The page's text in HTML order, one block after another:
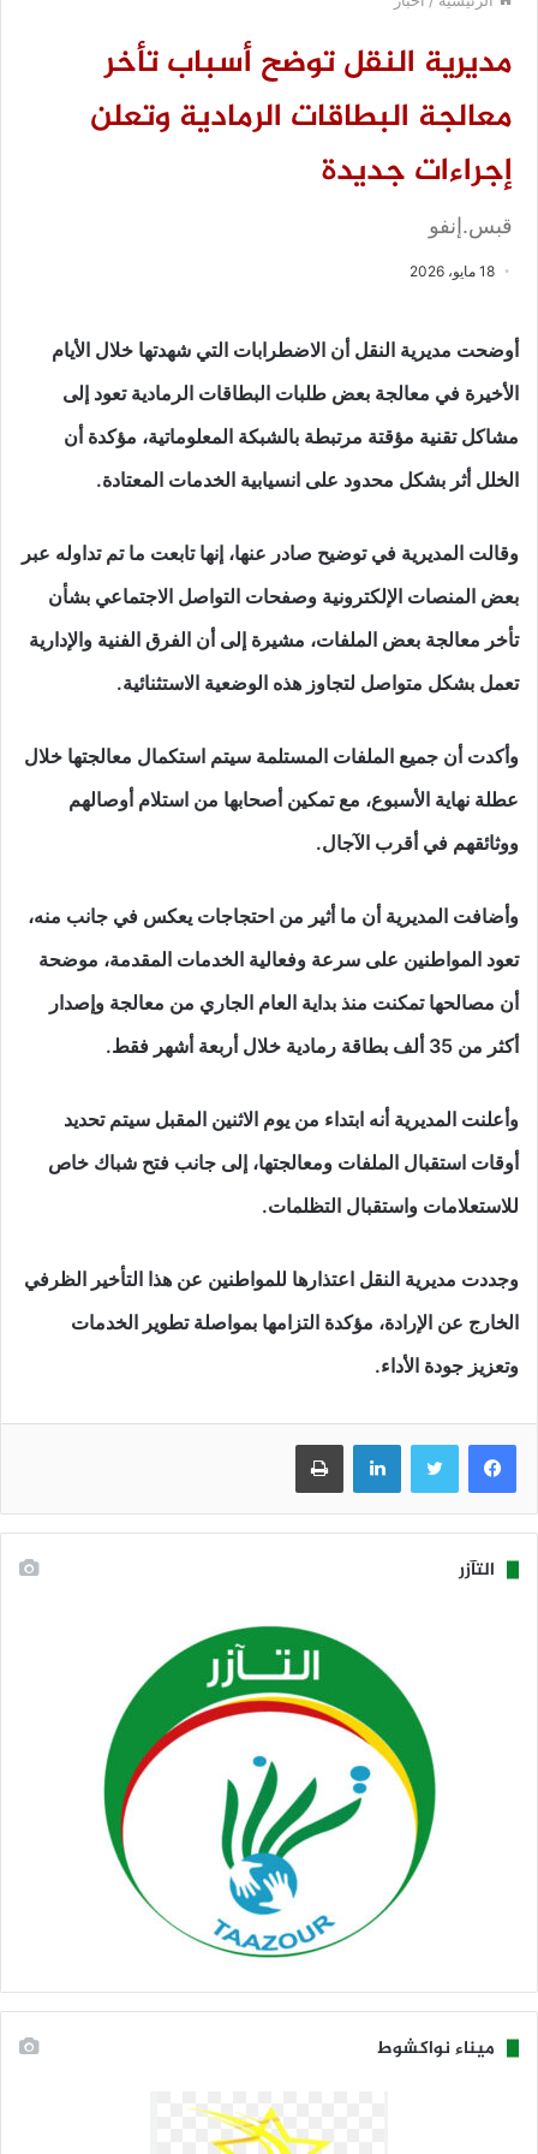
مديرية النقل توضح أسباب تأخر
معالجة البطاقات الرمادية وتعلن
إجراءات جديدة
قبس.إنفو
18 مايو، 2026
أوضحت مديرية النقل أن الاضطرابات التي شهدتها خلال الأيام
الأخيرة في معالجة بعض طلبات البطاقات الرمادية تعود إلى
مشاكل تقنية مؤقتة مرتبطة بالشبكة المعلوماتية، مؤكدة أن
الخلل أثر بشكل محدود على انسيابية الخدمات المعتادة.
وقالت المديرية في توضيح صادر عنها، إنها تابعت ما تم تداوله عبر
بعض المنصات الإلكترونية وصفحات التواصل الاجتماعي بشأن
تأخر معالجة بعض الملفات، مشيرة إلى أن الفرق الفنية والإدارية
تعمل بشكل متواصل لتجاوز هذه الوضعية الاستثنائية.
وأكدت أن جميع الملفات المستلمة سيتم استكمال معالجتها خلال
عطلة نهاية الأسبوع، مع تمكين أصحابها من استلام أوصالهم
ووثائقهم في أقرب الآجال.
وأضافت المديرية أن ما أثير من احتجاجات يعكس في جانب منه،
تعود المواطنين على سرعة وفعالية الخدمات المقدمة، موضحة
أن مصالحها تمكنت منذ بداية العام الجاري من معالجة وإصدار
أكثر من 35 ألف بطاقة رمادية خلال أربعة أشهر فقط.
وأعلنت المديرية أنه ابتداء من يوم الاثنين المقبل سيتم تحديد
أوقات استقبال الملفات ومعالجتها، إلى جانب فتح شباك خاص
للاستعلامات واستقبال التظلمات.
وجددت مديرية النقل اعتذارها للمواطنين عن هذا التأخير الظرفي
الخارج عن الإرادة، مؤكدة التزامها بمواصلة تطوير الخدمات
وتعزيز جودة الأداء.
فيسبوك تويتر لينكدإن طباعة
التآزر
ميناء نواكشوط